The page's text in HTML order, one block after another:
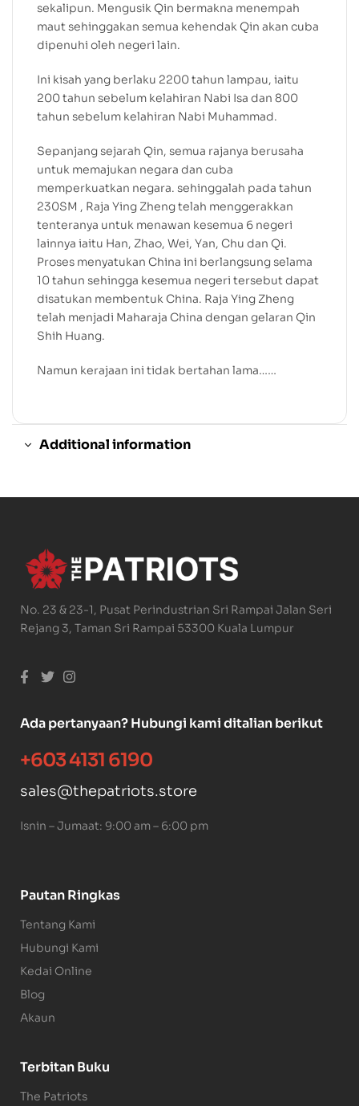
sekalipun. Mengusik Qin bermakna menempah
maut sehinggakan semua kehendak Qin akan cuba
dipenuhi oleh negeri lain.
Ini kisah yang berlaku 2200 tahun lampau, iaitu
200 tahun sebelum kelahiran Nabi Isa dan 800
tahun sebelum kelahiran Nabi Muhammad.
Sepanjang sejarah Qin, semua rajanya berusaha
untuk memajukan negara dan cuba
memperkuatkan negara. sehinggalah pada tahun
230SM , Raja Ying Zheng telah menggerakkan
tenteranya untuk menawan kesemua 6 negeri
lainnya iaitu Han, Zhao, Wei, Yan, Chu dan Qi.
Proses menyatukan China ini berlangsung selama
10 tahun sehingga kesemua negeri tersebut dapat
disatukan membentuk China. Raja Ying Zheng
telah menjadi Maharaja China dengan gelaran Qin
Shih Huang.
Namun kerajaan ini tidak bertahan lama……
Additional information
No. 23 & 23-1, Pusat Perindustrian Sri Rampai Jalan Seri
Rejang 3, Taman Sri Rampai 53300 Kuala Lumpur
Ada pertanyaan? Hubungi kami ditalian berikut
+603 4131 6190
sales@thepatriots.store
Isnin – Jumaat: 9:00 am – 6:00 pm
Pautan Ringkas
Tentang Kami
Hubungi Kami
Kedai Online
Blog
Akaun
Terbitan Buku
The Patriots